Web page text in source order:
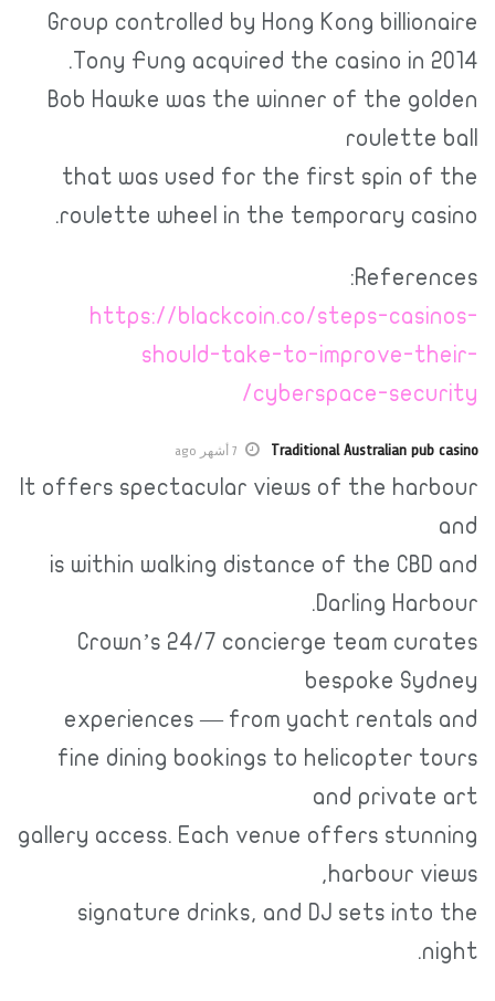
Group controlled by Hong Kong billionaire
Tony Fung acquired the casino in 2014.
Bob Hawke was the winner of the golden
roulette ball
that was used for the first spin of the
roulette wheel in the temporary casino.
References:
https://blackcoin.co/steps-casinos-
should-take-to-improve-their-
cyberspace-security/
Traditional Australian pub casino 7 أشهر ago
It offers spectacular views of the harbour
and
is within walking distance of the CBD and
Darling Harbour.
Crown’s 24/7 concierge team curates
bespoke Sydney
experiences — from yacht rentals and
fine dining bookings to helicopter tours
and private art
gallery access. Each venue offers stunning
harbour views,
signature drinks, and DJ sets into the
night.